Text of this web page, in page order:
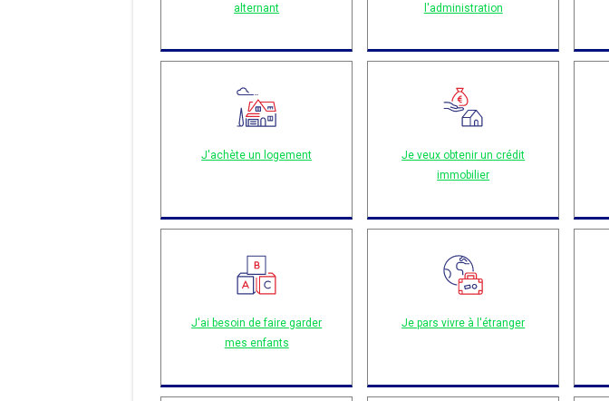
alternant
l'administration
J'achète un logement
Je veux obtenir un crédit
immobilier
J'ai besoin de faire garder
mes enfants
Je pars vivre à l'étranger